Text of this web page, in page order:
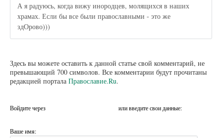
А я радуюсь, когда вижу инородцев, молящихся в наших
храмах. Если бы все были православными - это же
здОрово)))
Здесь вы можете оставить к данной статье свой комментарий, не
превышающий 700 символов. Все комментарии будут прочитаны
редакцией портала Православие.Ru.
Войдите через или введите свои данные:
Ваше имя: